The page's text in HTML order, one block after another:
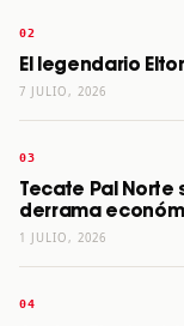
El legendario
7 JULIO, 2026
Tecate Pal Norte
derrama
1 JULIO, 2026